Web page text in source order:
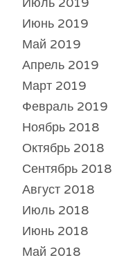
Июнь 2019
Май 2019
Апрель 2019
Март 2019
Февраль 2019
Ноябрь 2018
Октябрь 2018
Сентябрь 2018
Август 2018
Июль 2018
Июнь 2018
Май 2018